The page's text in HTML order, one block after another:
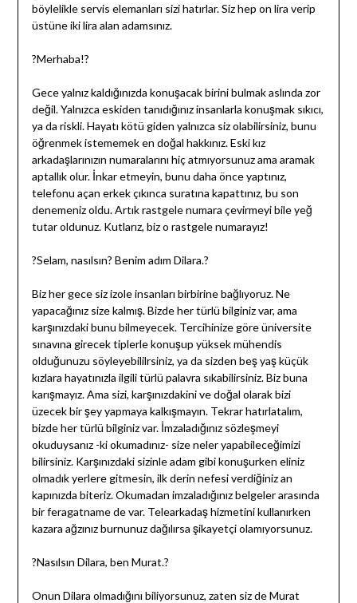
böylelikle servis elemanları sizi hatırlar. Siz hep on lira verip
üstüne iki lira alan adamsınız.
?Merhaba!?
Gece yalnız kaldığınızda konuşacak birini bulmak aslında zor
değil. Yalnızca eskiden tanıdığınız insanlarla konuşmak sıkıcı,
ya da riskli. Hayatı kötü giden yalnızca siz olabilirsiniz, bunu
öğrenmek istememek en doğal hakkınız. Eski kız
arkadaşlarınızın numaralarını hiç atmıyorsunuz ama aramak
aptallık olur. İnkar etmeyin, bunu daha önce yaptınız,
telefonu açan erkek çıkınca suratına kapattınız, bu son
denemeniz oldu. Artık rastgele numara çevirmeyi bile yeğ
tutar oldunuz. Kutlarız, biz o rastgele numarayız!
?Selam, nasılsın? Benim adım Dilara.?
Biz her gece siz izole insanları birbirine bağlıyoruz. Ne
yapacağınız size kalmış. Bizde her türlü bilginiz var, ama
karşınızdaki bunu bilmeyecek. Tercihinize göre üniversite
sınavına girecek tiplerle konuşup yüksek mühendis
olduğunuzu söyleyebililrsiniz, ya da sizden beş yaş küçük
kızlara hayatınızla ilgili türlü palavra sıkabilirsiniz. Biz buna
karışmayız. Ama sizi, karşınızdakini ve doğal olarak bizi
üzecek bir şey yapmaya kalkışmayın. Tekrar hatırlatalım,
bizde her türlü bilginiz var. İmzaladığınız sözleşmeyi
okuduysanız -ki okumadınız- size neler yapabileceğimizi
bilirsiniz. Karşınızdaki sizinle adam gibi konuşurken eliniz
olmadık yerlere gitmesin, ilk derin nefesi verdiğiniz an
kapınızda biteriz. Okumadan imzaladığınız belgeler arasında
bir feragatname de var. Telearkadaş hizmetini kullanırken
kazara ağzınız burnunuz dağılırsa şikayetçi olamıyorsunuz.
?Nasılsın Dilara, ben Murat.?
Onun Dilara olmadığını biliyorsunuz, zaten siz de Murat